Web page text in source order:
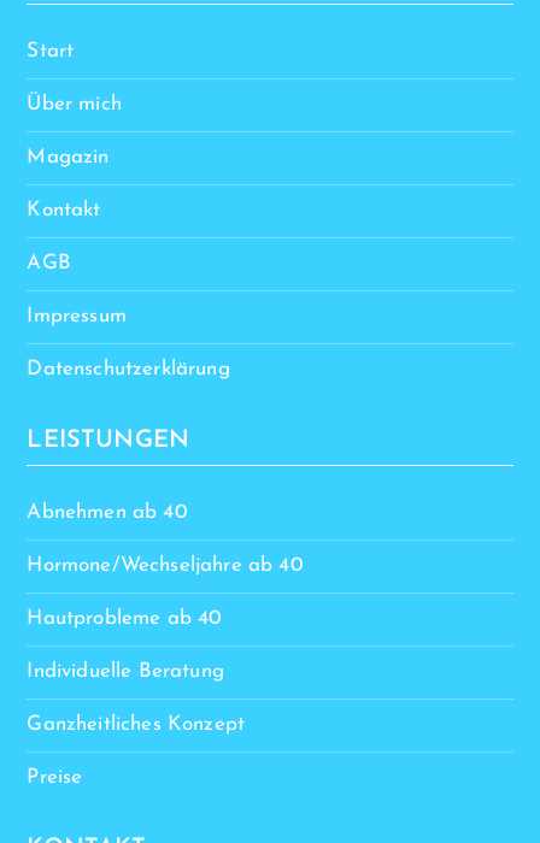
Start
Über mich
Magazin
Kontakt
AGB
Impressum
Datenschutzerklärung
LEISTUNGEN
Abnehmen ab 40
Hormone/Wechseljahre ab 40
Hautprobleme ab 40
Individuelle Beratung
Ganzheitliches Konzept
Preise